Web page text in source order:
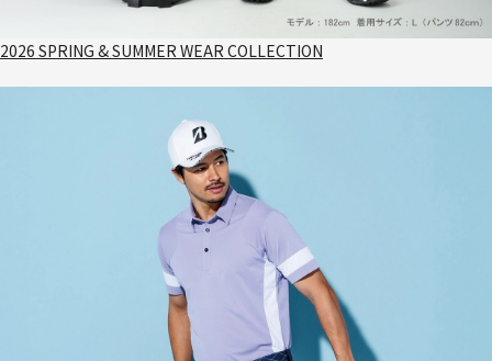
2026 SPRING & SUMMER WEAR COLLECTION